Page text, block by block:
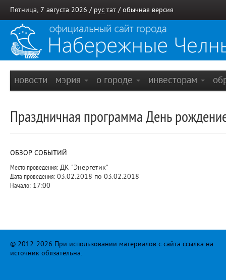
Пятница, 7 августа 2026 / рус тат / обычная версия
новости мэрия о городе инвесторам
Праздничная программа День
ОБЗОР СОБЫТИЙ
Место проведения: ДК "Энергетик"
Дата проведения: 03.02.2018 по 03.02.2018
Начало: 17:00
© 2012-2026 При использовании материалов с сайта ссылка на
источник обязательна.